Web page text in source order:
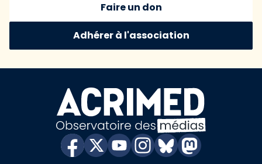
Faire un don
Adhérer à l'association